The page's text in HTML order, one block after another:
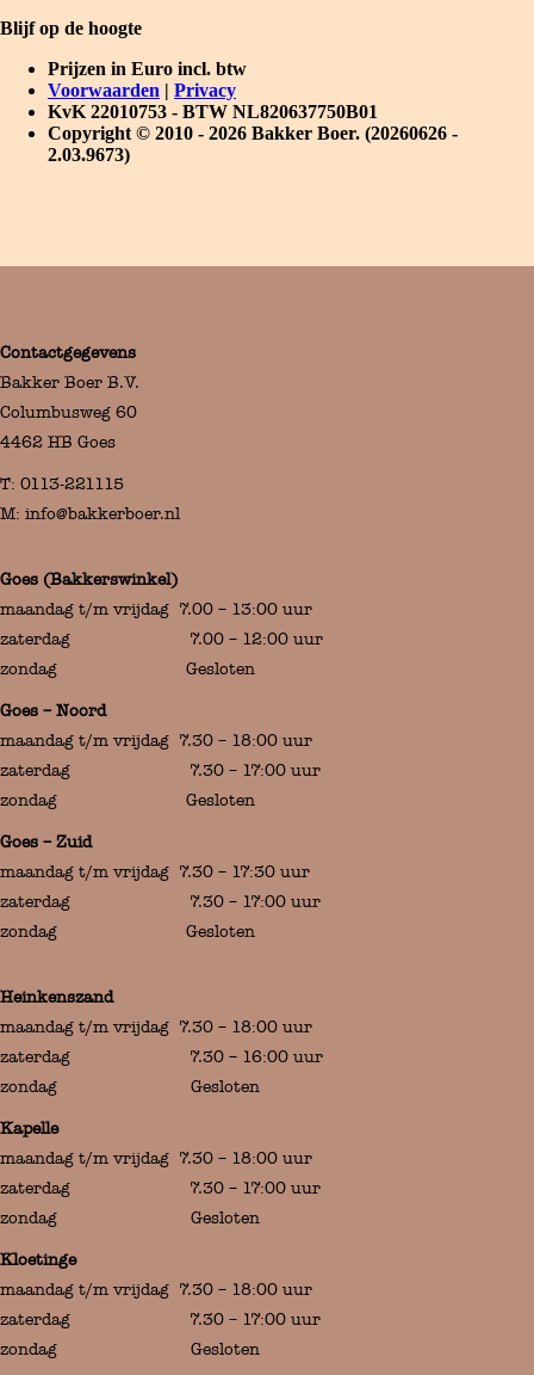
Contactgegevens
Bakker Boer B.V.
Columbusweg 60
4462 HB Goes
T: 0113-221115
M: info@bakkerboer.nl
Goes (Bakkerswinkel)
maandag t/m vrijdag 7.00 – 13:00 uur
zaterdag 7.00 – 12:00 uur
zondag Gesloten
Goes – Noord
maandag t/m vrijdag 7.30 – 18:00 uur
zaterdag 7.30 – 17:00 uur
zondag Gesloten
Goes – Zuid
maandag t/m vrijdag 7.30 – 17:30 uur
zaterdag 7.30 – 17:00 uur
zondag Gesloten
Heinkenszand
maandag t/m vrijdag 7.30 – 18:00 uur
zaterdag 7.30 – 16:00 uur
zondag Gesloten
Kapelle
maandag t/m vrijdag 7.30 – 18:00 uur
zaterdag 7.30 – 17:00 uur
zondag Gesloten
Kloetinge
maandag t/m vrijdag 7.30 – 18:00 uur
zaterdag 7.30 – 17:00 uur
zondag Gesloten